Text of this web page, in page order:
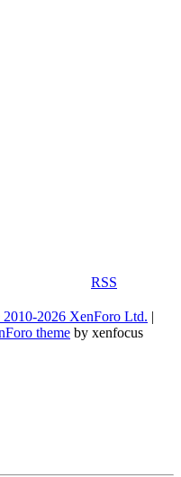
RSS
2026 XenForo Ltd. |
theme by xenfocus